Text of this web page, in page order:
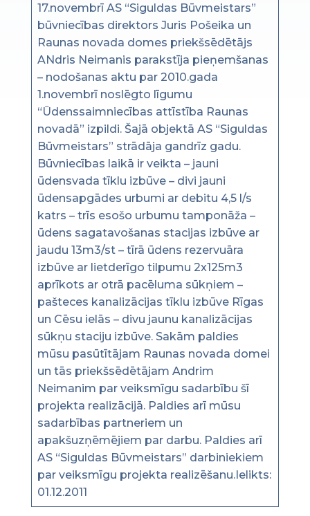
17.novembrī AS “Siguldas Būvmeistars”
būvniecības direktors Juris Pošeika un
Raunas novada domes priekšsēdētājs
ANdris Neimanis parakstīja pieņemšanas
– nodošanas aktu par 2010.gada
1.novembrī noslēgto līgumu
“Ūdenssaimniecības attīstība Raunas
novadā” izpildi. Šajā objektā AS “Siguldas
Būvmeistars” strādāja gandrīz gadu.
Būvniecības laikā ir veikta – jauni
ūdensvada tīklu izbūve – divi jauni
ūdensapgādes urbumi ar debitu 4,5 l/s
katrs – trīs esošo urbumu tamponāža –
ūdens sagatavošanas stacijas izbūve ar
jaudu 13m3/st – tīrā ūdens rezervuāra
izbūve ar lietderīgo tilpumu 2x125m3
aprīkots ar otrā pacēluma sūkņiem –
pašteces kanalizācijas tīklu izbūve Rīgas
un Cēsu ielās – divu jaunu kanalizācijas
sūkņu staciju izbūve. Sakām paldies
mūsu pasūtītājam Raunas novada domei
un tās priekšsēdētājam Andrim
Neimanim par veiksmīgu sadarbību šī
projekta realizācijā. Paldies arī mūsu
sadarbības partneriem un
apakšuzņēmējiem par darbu. Paldies arī
AS “Siguldas Būvmeistars” darbiniekiem
par veiksmīgu projekta realizēšanu.Ielikts:
01.12.2011